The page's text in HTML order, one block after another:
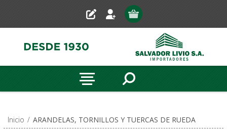
Inicio / ARANDELAS, TORNILLOS Y TUERCAS DE RUEDA